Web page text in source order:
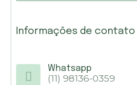
Informações de contato
Whatsapp
(11) 98136-0359